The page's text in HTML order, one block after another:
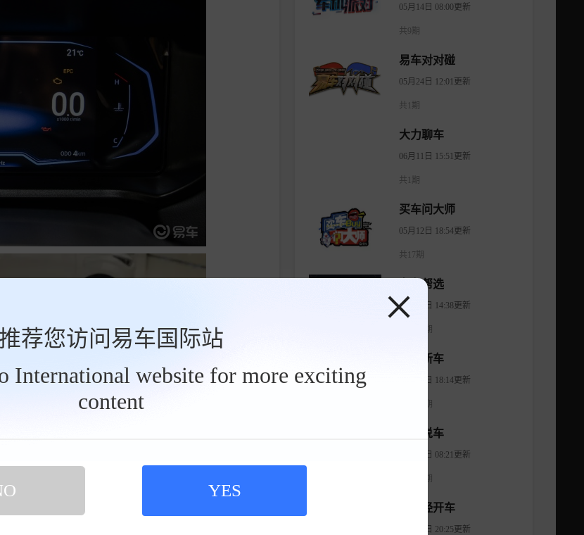
推荐您访问易车国际站
International website for more exciting
content
YES
05月14日 08:00更新
共9期
易车对对碰
05月24日 12:01更新
共1期
大力聊车
06月11日 15:51更新
共1期
买车问大师
05月12日 18:54更新
共17期
有车帮选
04月11日 14:38更新
共1474期
智看新车
08月07日 18:14更新
共1176期
大斌说车
08月06日 08:21更新
共2965期
不正经开车
08月18日 20:25更新